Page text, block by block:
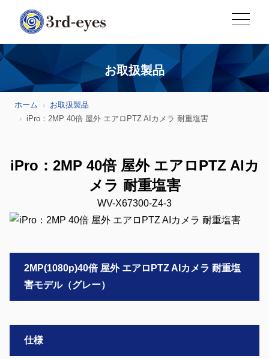
お取扱製品
ホーム
お取扱製品
iPro：2MP 40倍 屋外 エアロPTZ AIカメラ 耐重塩害
iPro：2MP 40倍 屋外 エアロPTZ AIカ
メラ 耐重塩害
WV-X67300-Z4-3
2MP(1080p)40倍 屋外 エアロPTZ AIカメラ 耐重塩
害モデル（グレー）
仕様